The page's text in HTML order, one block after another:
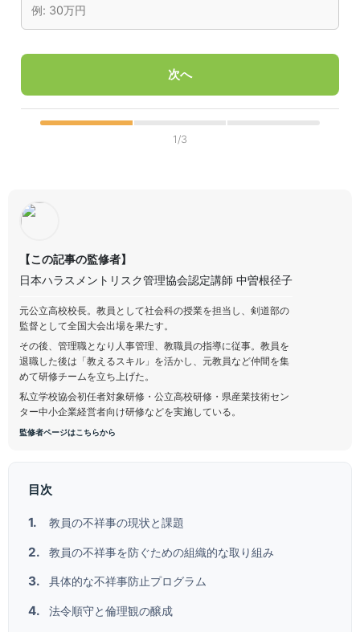
次へ
1/3
【この記事の監修者】
日本ハラスメントリスク管理協会認定講師 中曽根径子
元公立高校校長。教員として社会科の授業を担当し、剣道部の
監督として全国大会出場を果たす。
その後、管理職となり人事管理、教職員の指導に従事。教員を
退職した後は「教えるスキル」を活かし、元教員など仲間を集
めて研修チームを立ち上げた。
私立学校協会初任者対象研修・公立高校研修・県産業技術セン
ター中小企業経営者向け研修などを実施している。
監修者ページはこちらから
目次
教員の不祥事の現状と課題
教員の不祥事を防ぐための組織的な取り組み
具体的な不祥事防止プログラム
法令順守と倫理観の醸成